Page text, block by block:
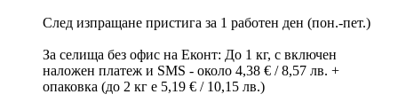
След изпращане пристига за 1 работен ден (пон.-пет.)
За селища без офис на Еконт: До 1 кг, с включен
наложен платеж и SMS - около 4,38 € / 8,57 лв. +
опаковка (до 2 кг е 5,19 € / 10,15 лв.)